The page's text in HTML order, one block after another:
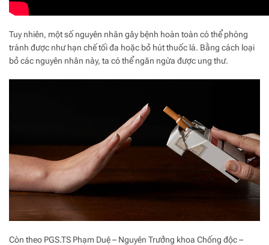
Tuy nhiên, một số nguyên nhân gây bệnh hoàn toàn có thể phòng
tránh được như hạn chế tối đa hoặc bỏ hút thuốc lá. Bằng cách loại
bỏ các nguyên nhân này, ta có thể ngăn ngừa được ung thư.
Còn theo PGS.TS Phạm Duệ – Nguyên Trưởng khoa Chống độc –